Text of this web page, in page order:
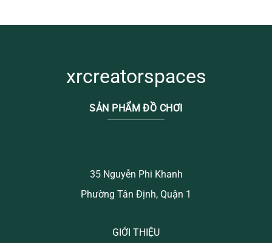
xrcreatorspaces
SẢN PHẨM ĐỒ CHƠI
35 Nguyễn Phi Khanh
Phường Tân Định, Quận 1
GIỚI THIỆU